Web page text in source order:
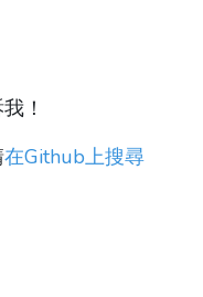
！
在Github上搜尋